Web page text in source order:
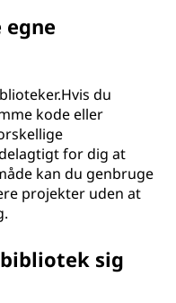
du
kode eller
for dig at
kan du genbruge
projekter uden at
sig